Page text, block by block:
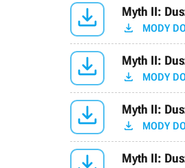
 Myth II:
 MODY
 Myth II:
 MODY
 Myth II:
 MODY
Myth II: